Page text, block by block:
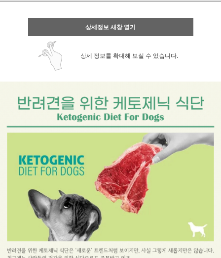
상세정보 새창 열기
상세 정보를 확대해 보실 수 있습니다.